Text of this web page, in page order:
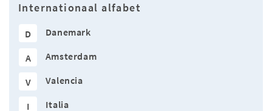
Internationaal alfabet
D Danemark
A Amsterdam
V Valencia
I Italia